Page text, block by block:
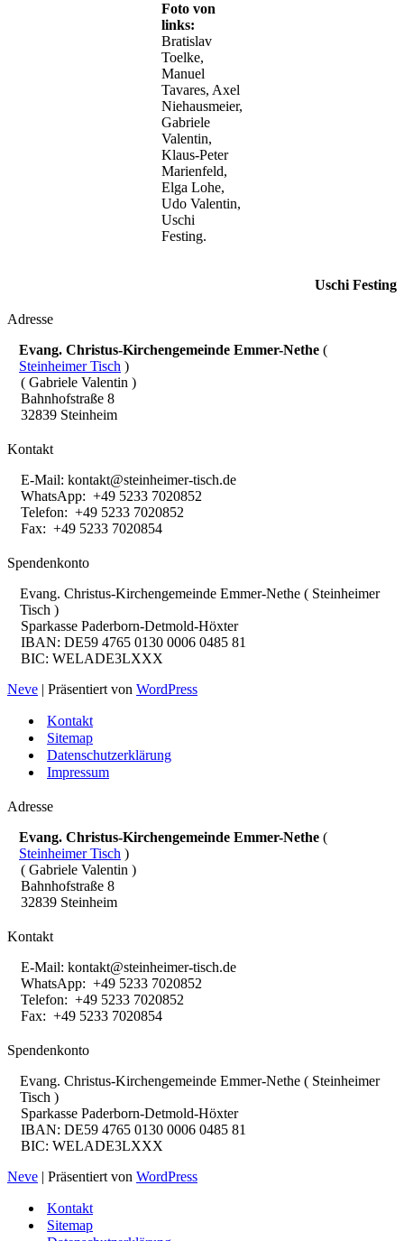
Foto von
links:
Bratislav
Toelke,
Manuel
Tavares, Axel
Niehausmeier,
Gabriele
Valentin,
Klaus-Peter
Marienfeld,
Elga Lohe,
Udo Valentin,
Uschi
Festing.
Uschi Festing
Adresse
Evang. Christus-Kirchengemeinde Emmer-Nethe (
Steinheimer Tisch )
( Gabriele Valentin )
Bahnhofstraße 8
32839 Steinheim
Kontakt
E-Mail: kontakt@steinheimer-tisch.de
WhatsApp: +49 5233 7020852
Telefon: +49 5233 7020852
Fax: +49 5233 7020854
Spendenkonto
Evang. Christus-Kirchengemeinde Emmer-Nethe ( Steinheimer
Tisch )
Sparkasse Paderborn-Detmold-Höxter
IBAN: DE59 4765 0130 0006 0485 81
BIC: WELADE3LXXX
Neve | Präsentiert von WordPress
Kontakt
Sitemap
Datenschutzerklärung
Impressum
Adresse
Evang. Christus-Kirchengemeinde Emmer-Nethe (
Steinheimer Tisch )
( Gabriele Valentin )
Bahnhofstraße 8
32839 Steinheim
Kontakt
E-Mail: kontakt@steinheimer-tisch.de
WhatsApp: +49 5233 7020852
Telefon: +49 5233 7020852
Fax: +49 5233 7020854
Spendenkonto
Evang. Christus-Kirchengemeinde Emmer-Nethe ( Steinheimer
Tisch )
Sparkasse Paderborn-Detmold-Höxter
IBAN: DE59 4765 0130 0006 0485 81
BIC: WELADE3LXXX
Neve | Präsentiert von WordPress
Kontakt
Sitemap